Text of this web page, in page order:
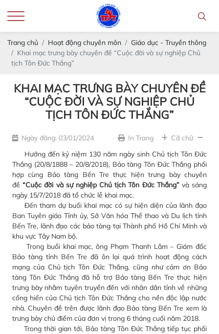
Trang chủ Hoạt động chuyên môn
Giáo dục - Truyền thông
Khai mạc trưng bày chuyên đề “Cuộc đời và sự nghiệp Chủ
tịch Tôn Đức Thắng”
KHAI MẠC TRƯNG BÀY CHUYÊN ĐỀ
“CUỘC ĐỜI VÀ SỰ NGHIỆP CHỦ
TỊCH TÔN ĐỨC THẮNG”
Ngày đăng: 03/01/2024 In Trang
Cỡ chữ
Hướng đến kỷ niệm 130 năm ngày sinh Chủ tịch Tôn Đức
Thắng (20/8/1888 – 20/8/2018), Bảo tàng Tôn Đức Thắng phối
hợp cùng Bảo tàng Bến Tre thực hiện trưng bày chuyên
đề“Cuộc đời và sự nghiệp Chủ tịch Tôn Đức Thắng”và sáng
ngày 15/7/2018 đã tổ chức lễ khai mạc.
Đến tham dự buổi khai mạc có sự hiện diện của lãnh đạo
Ban Tuyên giáo Tỉnh ủy, Sở Văn hóa Thể thao và Du lịch tỉnh
Bến Tre, lãnh đạo các bảo tàng tại Thành phố Hồ Chí Minh và
khu vực Tây Nam bộ.
Trong buổi khai mạc, ông Phạm Thanh Lâm – Giám đốc
Bảo tàng tỉnh Bến Tre đã ôn lại quá trình hoạt động cách
mạng của Chủ tịch Tôn Đức Thắng, cũng như cảm ơn Bảo
tàng Tôn Đức Thắng đã hỗ trợ Bảo tàng Bến Tre thực hiện
trưng bày nhằm tuyên truyền đến với nhân dân tỉnh về những
cống hiến của Chủ tịch Tôn Đức Thắng cho nền độc lập nước
nhà. Chuyên đề trên được lãnh đạo Bảo tàng Bến Tre xem là
trưng bày chủ điểm của đơn vị trong 6 tháng cuối năm 2018.
Trong thời gian tới, Bảo tàng Tôn Đức Thắng tiếp tục phối